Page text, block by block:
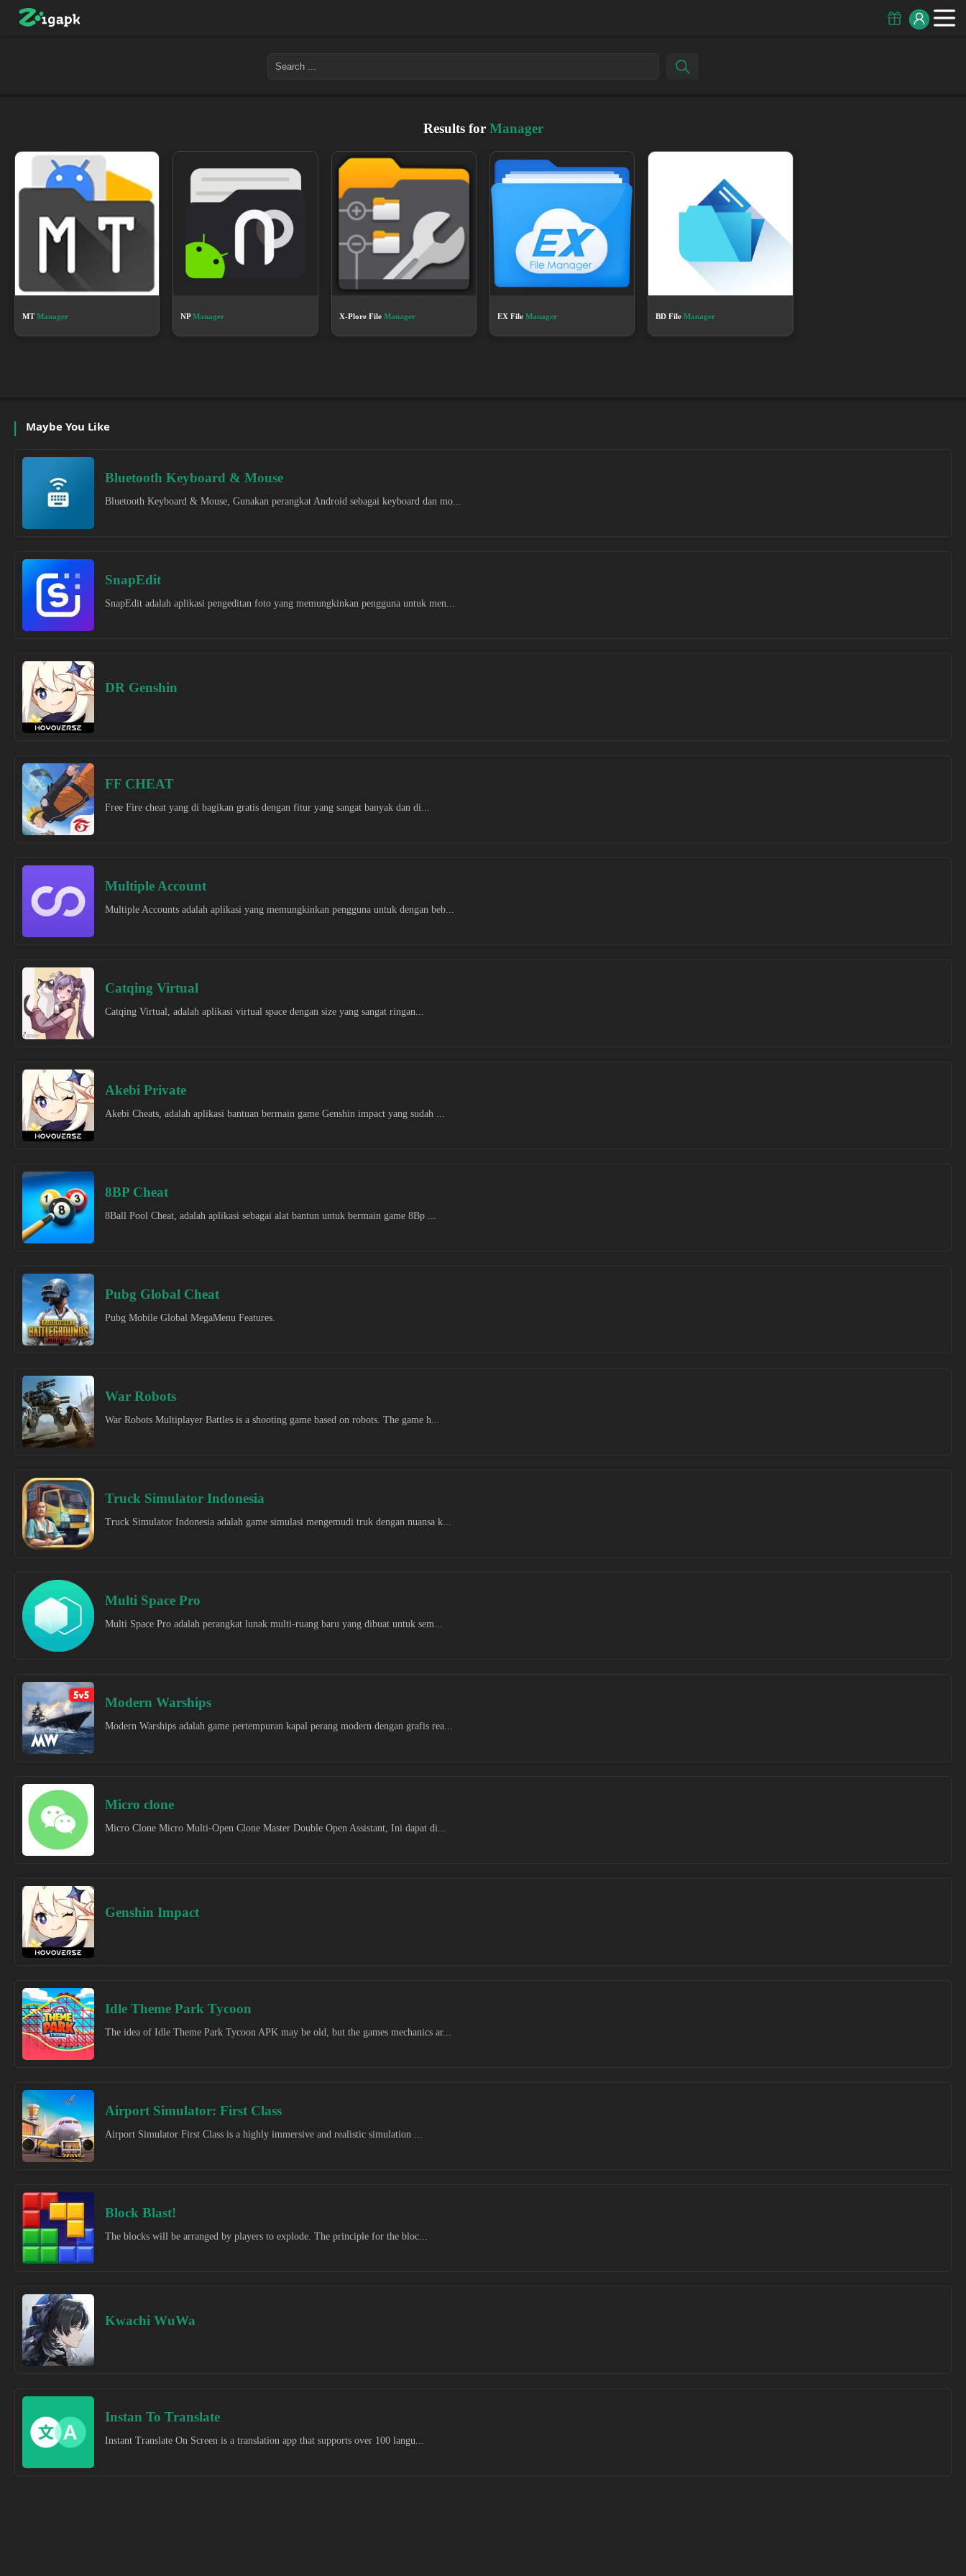
Results for Manager
MTManager NPManager X-Plore File Manager EX File Manager BD FileManager
Maybe You Like
Bluetooth Keyboard & Mouse
Bluetooth Keyboard & Mouse, Gunakan perangkat Android sebagai keyboard dan mo...
SnapEdit
SnapEdit adalah aplikasi pengeditan foto yang memungkinkan pengguna untuk men...
DR Genshin
FF CHEAT
Free Fire cheat yang di bagikan gratis dengan fitur yang sangat banyak dan di...
Multiple Account
Multiple Accounts adalah aplikasi yang memungkinkan pengguna untuk dengan beb...
Catqing Virtual
Catqing Virtual, adalah aplikasi virtual space dengan size yang sangat ringan...
Akebi Private
Akebi Cheats, adalah aplikasi bantuan bermain game Genshin impact yang sudah ...
8BP Cheat
8Ball Pool Cheat, adalah aplikasi sebagai alat bantun untuk bermain game 8Bp ...
Pubg Global Cheat
Pubg Mobile Global MegaMenu Features.
War Robots
War Robots Multiplayer Battles is a shooting game based on robots. The game h...
Truck Simulator Indonesia
Truck Simulator Indonesia adalah game simulasi mengemudi truk dengan nuansa k...
Multi Space Pro
Multi Space Pro adalah perangkat lunak multi-ruang baru yang dibuat untuk sem...
Modern Warships
Modern Warships adalah game pertempuran kapal perang modern dengan grafis rea...
Micro clone
Micro Clone Micro Multi-Open Clone Master Double Open Assistant, Ini dapat di...
Genshin Impact
Idle Theme Park Tycoon
The idea of Idle Theme Park Tycoon APK may be old, but the games mechanics ar...
Airport Simulator: First Class
Airport Simulator First Class is a highly immersive and realistic simulation ...
Block Blast!
The blocks will be arranged by players to explode. The principle for the bloc...
Kwachi WuWa
Instan To Translate
Instant Translate On Screen is a translation app that supports over 100 langu...